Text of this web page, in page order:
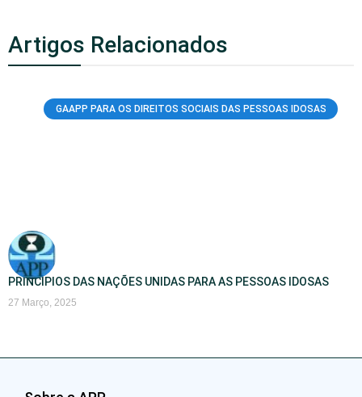
Artigos Relacionados
GAAPP PARA OS DIREITOS SOCIAIS DAS PESSOAS IDOSAS
PRINCÍPIOS DAS NAÇÕES UNIDAS PARA AS PESSOAS IDOSAS
27 Março, 2025